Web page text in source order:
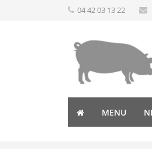
04 42 03 13 22
MENU